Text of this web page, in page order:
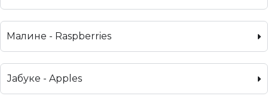
Малине - Raspberries
Јабуке - Apples